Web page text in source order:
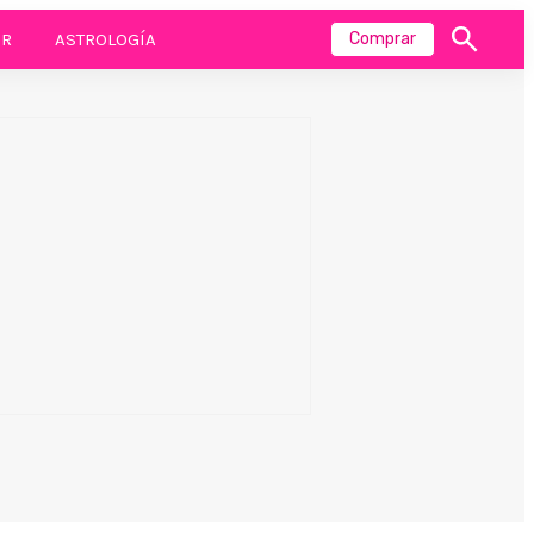
ASTROLOGÍA Comprar
Mostrar